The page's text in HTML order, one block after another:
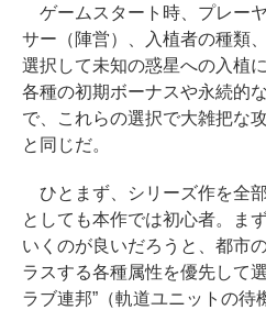
ゲームスタート時、プレー
サー（陣営）、入植者の種類
選択して未知の惑星への入植
各種の初期ボーナスや永続的
で、これらの選択で大雑把な
と同じだ。
ひとまず、シリーズ作を全
としても本作では初心者。ま
いくのが良いだろうと、都市
ラスする各種属性を優先して
ラブ連邦”（軌道ユニットの